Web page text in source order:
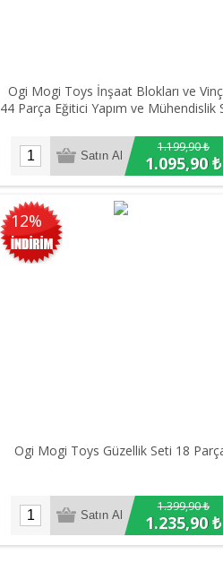
Ogi Mogi Toys İnşaat Blokları ve
44 Parça Eğitici Yapım ve Mühendislik
1.199,90 ₺
1.095,90 ₺
12%
Ogi Mogi Toys Güzellik Seti 18
1.399,90 ₺
1.235,90 ₺